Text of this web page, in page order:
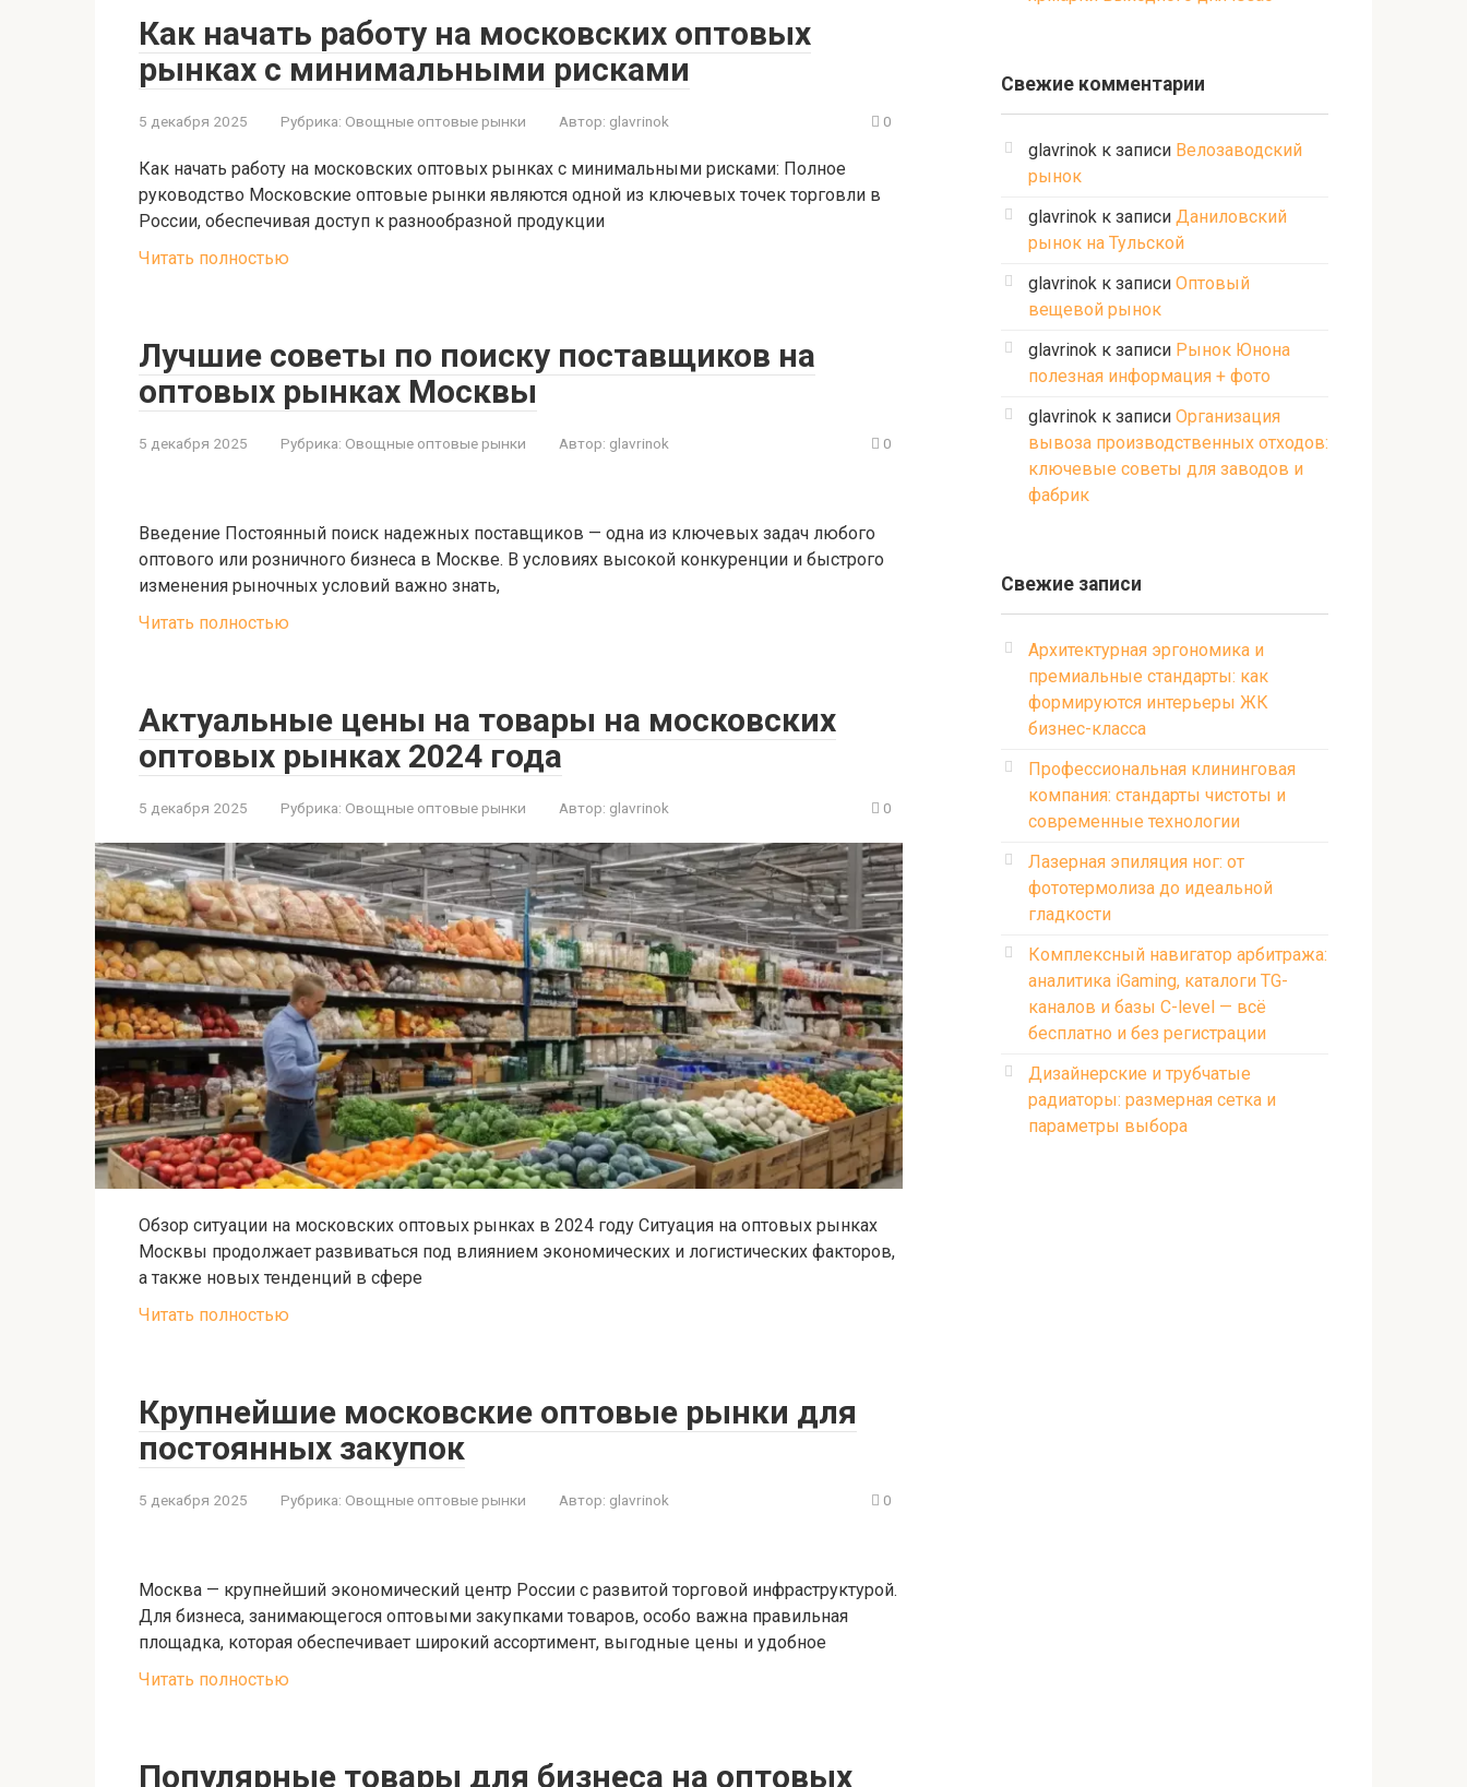
Как начать работу на московских оптовых
рынках с минимальными рисками
5 декабря 2025 Рубрика: Овощные оптовые рынки Автор: glavrinok 0
Как начать работу на московских оптовых рынках с минимальными рисками: Полное
руководство Московские оптовые рынки являются одной из ключевых точек торговли в
России, обеспечивая доступ к разнообразной продукции
Читать полностью
Лучшие советы по поиску поставщиков на
оптовых рынках Москвы
5 декабря 2025 Рубрика: Овощные оптовые рынки Автор: glavrinok 0
Введение Постоянный поиск надежных поставщиков — одна из ключевых задач любого
оптового или розничного бизнеса в Москве. В условиях высокой конкуренции и быстрого
изменения рыночных условий важно знать,
Читать полностью
Актуальные цены на товары на московских
оптовых рынках 2024 года
5 декабря 2025 Рубрика: Овощные оптовые рынки Автор: glavrinok 0
Обзор ситуации на московских оптовых рынках в 2024 году Ситуация на оптовых рынках
Москвы продолжает развиваться под влиянием экономических и логистических факторов,
а также новых тенденций в сфере
Читать полностью
Крупнейшие московские оптовые рынки для
постоянных закупок
5 декабря 2025 Рубрика: Овощные оптовые рынки Автор: glavrinok 0
Москва — крупнейший экономический центр России с развитой торговой инфраструктурой.
Для бизнеса, занимающегося оптовыми закупками товаров, особо важна правильная
площадка, которая обеспечивает широкий ассортимент, выгодные цены и удобное
Читать полностью
Популярные товары для бизнеса на оптовых
Свежие комментарии
glavrinok к записи Велозаводский
рынок
glavrinok к записи Даниловский
рынок на Тульской
glavrinok к записи Оптовый
вещевой рынок
glavrinok к записи Рынок Юнона
полезная информация + фото
glavrinok к записи Организация
вывоза производственных отходов:
ключевые советы для заводов и
фабрик
Свежие записи
Архитектурная эргономика и
премиальные стандарты: как
формируются интерьеры ЖК
бизнес-класса
Профессиональная клининговая
компания: стандарты чистоты и
современные технологии
Лазерная эпиляция ног: от
фототермолиза до идеальной
гладкости
Комплексный навигатор арбитража:
аналитика iGaming, каталоги TG-
каналов и базы C-level — всё
бесплатно и без регистрации
Дизайнерские и трубчатые
радиаторы: размерная сетка и
параметры выбора